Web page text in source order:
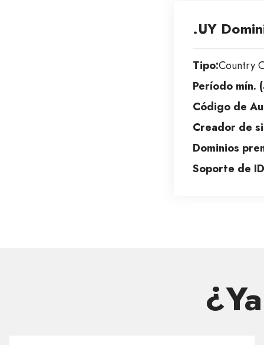
.UY
Tipo:Country
Período mín.
Código de
Creador de
Dominios
Soporte de